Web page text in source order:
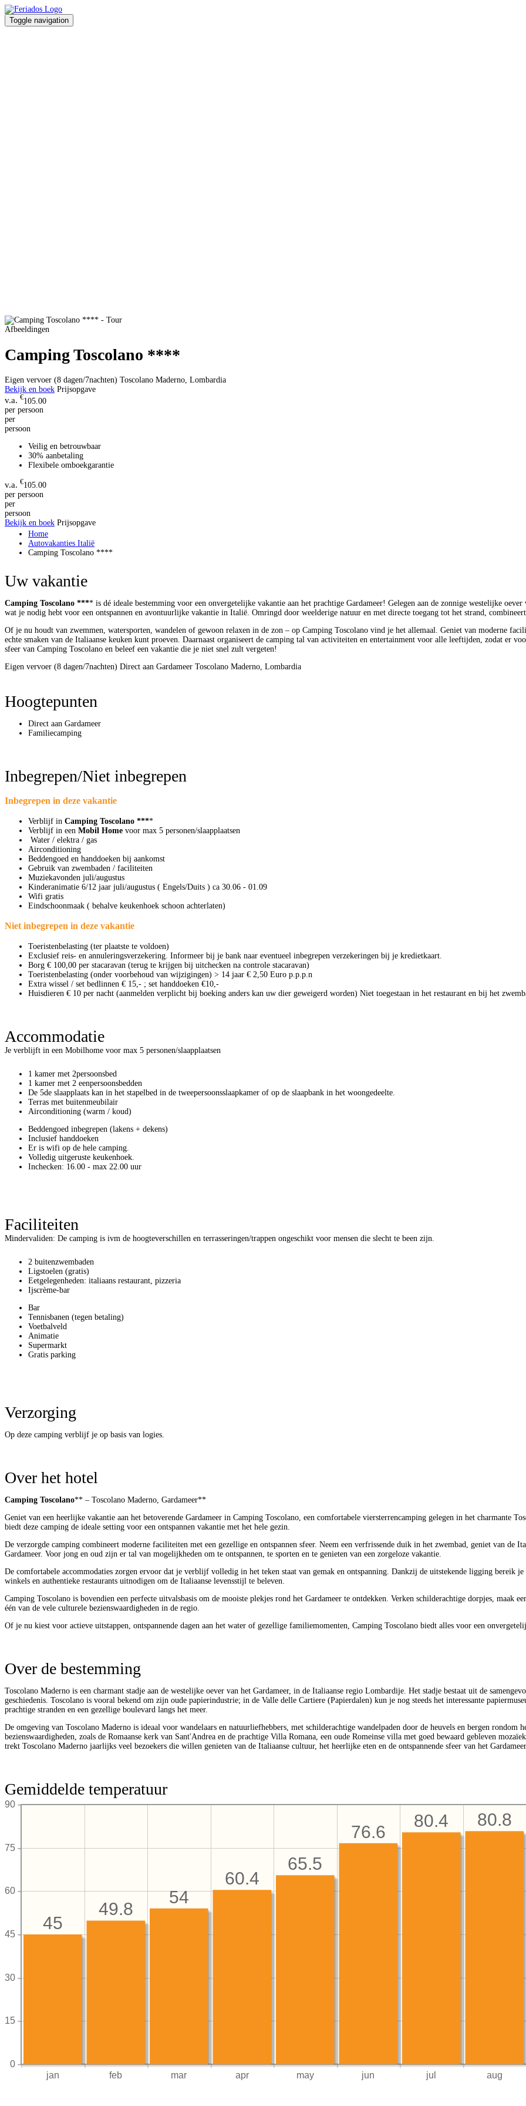
Toggle navigation
Afbeeldingen
Camping Toscolano ****
Eigen vervoer (8 dagen/7nachten) Toscolano Maderno, Lombardia
Bekijk en boek Prijsopgave
€105.00
per persoon
per
persoon
Veilig en betrouwbaar
30% aanbetaling
Flexibele omboekgarantie
€105.00
per persoon
per
persoon
Bekijk en boek Prijsopgave
Home
Autovakanties Italië
Camping Toscolano ****
Uw vakantie
Camping Toscolano **** is dé ideale bestemming voor een onvergetelijke vakantie aan het prachtige Gardameer! Gelegen aan de zonnige westelijke
wat je nodig hebt voor een ontspannen en avontuurlijke vakantie in Italië. Omringd door weelderige natuur en met directe toegang tot het strand,
Of je nu houdt van zwemmen, watersporten, wandelen of gewoon relaxen in de zon – op Camping Toscolano vind je het allemaal. Geniet van moderne
echte smaken van de Italiaanse keuken kunt proeven. Daarnaast organiseert de camping tal van activiteiten en entertainment voor alle leeftijden, zodat er
sfeer van Camping Toscolano en beleef een vakantie die je niet snel zult vergeten!
Eigen vervoer (8 dagen/7nachten) Direct aan Gardameer Toscolano Maderno, Lombardia
Hoogtepunten
Direct aan Gardameer
Familiecamping
Inbegrepen/Niet inbegrepen
Inbegrepen in deze vakantie
Verblijf in Camping Toscolano ****
Verblijf in een Mobil Home voor max 5 personen/slaapplaatsen
Water / elektra / gas
Airconditioning
Beddengoed en handdoeken bij aankomst
Gebruik van zwembaden / faciliteiten
Muziekavonden juli/augustus
Kinderanimatie 6/12 jaar juli/augustus ( Engels/Duits ) ca 30.06 - 01.09
Wifi gratis
Eindschoonmaak ( behalve keukenhoek schoon achterlaten)
Niet inbegrepen in deze vakantie
Toeristenbelasting (ter plaatste te voldoen)
Exclusief reis- en annuleringsverzekering. Informeer bij je bank naar eventueel inbegrepen verzekeringen bij je kredietkaart.
Borg € 100,00 per stacaravan (terug te krijgen bij uitchecken na controle stacaravan)
Toeristenbelasting (onder voorbehoud van wijzigingen) > 14 jaar € 2,50 Euro p.p.p.n
Extra wissel / set bedlinnen € 15,- ; set handdoeken €10,-
Huisdieren € 10 per nacht (aanmelden verplicht bij boeking anders kan uw dier geweigerd worden) Niet toegestaan in het restaurant en bij het
Accommodatie
Je verblijft in een Mobilhome voor max 5 personen/slaapplaatsen
1 kamer met 2persoonsbed
1 kamer met 2 eenpersoonsbedden
De 5de slaapplaats kan in het stapelbed in de tweepersoonsslaapkamer of op de slaapbank in het woongedeelte.
Terras met buitenmeubilair
Airconditioning (warm / koud)
Beddengoed inbegrepen (lakens + dekens)
Inclusief handdoeken
Er is wifi op de hele camping.
Volledig uitgeruste keukenhoek.
Inchecken: 16.00 - max 22.00 uur
Faciliteiten
Mindervaliden: De camping is ivm de hoogteverschillen en terrasseringen/trappen ongeschikt voor mensen die slecht te been zijn.
2 buitenzwembaden
Ligstoelen (gratis)
Eetgelegenheden: italiaans restaurant, pizzeria
Ijscrème-bar
Bar
Tennisbanen (tegen betaling)
Voetbalveld
Animatie
Supermarkt
Gratis parking
Verzorging
Op deze camping verblijf je op basis van logies.
Over het hotel
Camping Toscolano** – Toscolano Maderno, Gardameer**
Geniet van een heerlijke vakantie aan het betoverende Gardameer in Camping Toscolano, een comfortabele viersterrencamping gelegen in het charmante
biedt deze camping de ideale setting voor een ontspannen vakantie met het hele gezin.
De verzorgde camping combineert moderne faciliteiten met een gezellige en ontspannen sfeer. Neem een verfrissende duik in het zwembad, geniet van de
Gardameer. Voor jong en oud zijn er tal van mogelijkheden om te ontspannen, te sporten en te genieten van een zorgeloze vakantie.
De comfortabele accommodaties zorgen ervoor dat je verblijf volledig in het teken staat van gemak en ontspanning. Dankzij de uitstekende ligging bereik
winkels en authentieke restaurants uitnodigen om de Italiaanse levensstijl te beleven.
Camping Toscolano is bovendien een perfecte uitvalsbasis om de mooiste plekjes rond het Gardameer te ontdekken. Verken schilderachtige dorpjes, maak
één van de vele culturele bezienswaardigheden in de regio.
Of je nu kiest voor actieve uitstappen, ontspannende dagen aan het water of gezellige familiemomenten, Camping Toscolano biedt alles voor een
Over de bestemming
Toscolano Maderno is een charmant stadje aan de westelijke oever van het Gardameer, in de Italiaanse regio Lombardije. Het stadje bestaat uit de
geschiedenis. Toscolano is vooral bekend om zijn oude papierindustrie; in de Valle delle Cartiere (Papierdalen) kun je nog steeds het interessante
prachtige stranden en een gezellige boulevard langs het meer.
De omgeving van Toscolano Maderno is ideaal voor wandelaars en natuurliefhebbers, met schilderachtige wandelpaden door de heuvels en bergen rondom
bezienswaardigheden, zoals de Romaanse kerk van Sant'Andrea en de prachtige Villa Romana, een oude Romeinse villa met goed bewaard gebleven
trekt Toscolano Maderno jaarlijks veel bezoekers die willen genieten van de Italiaanse cultuur, het heerlijke eten en de ontspannende sfeer van het
Gemiddelde temperatuur